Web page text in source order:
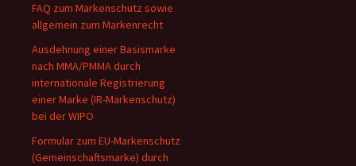
FAQ zum Markenschutz sowie
allgemein zum Markenrecht
Ausdehnung einer Basismarke
nach MMA/PMMA durch
internationale Registrierung
einer Marke (IR-Markenschutz)
bei der WIPO
Formular zum EU-Markenschutz
(Gemeinschaftsmarke) durch